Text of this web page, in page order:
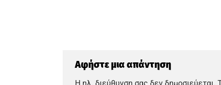
Αφήστε μια απάντηση
Η ηλ. διεύθυνση σας δεν δημοσιεύεται.